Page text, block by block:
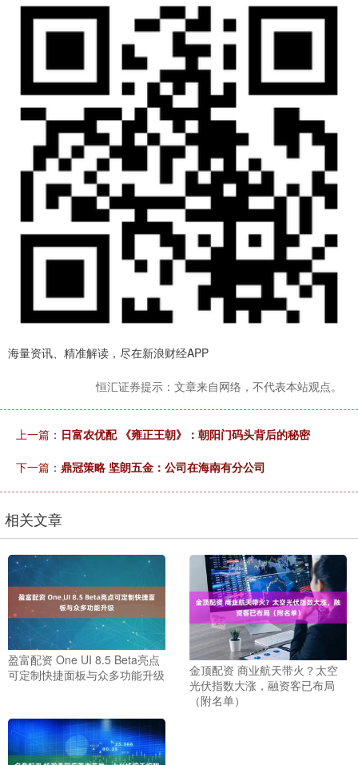
海量资讯、精准解读，尽在新浪财经APP
恒汇证券提示：文章来自网络，不代表本站观点。
上一篇： 日富农优配 《雍正王朝》：朝阳门码头背后的秘密
下一篇： 鼎冠策略 坚朗五金：公司在海南有分公司
相关文章
盈富配资 One UI 8.5 Beta亮点
可定制快捷面板与众多功能升级
金顶配资 商业航天带火？太空
光伏指数大涨，融资客已布局
（附名单）